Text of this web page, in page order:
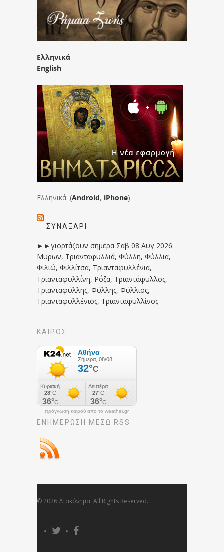
Ελληνικά
English
Ελληνικά: (Android, iPhone)
ΣΥΝΑΞΆΡΙ
►►γιορτάζουν σήμερα Σαβ 08 Αυγ 2026:
Μυρων, Τριανταφυλλιά, Φύλλη, Φύλλια,
Φιλιώ, Φιλλίτσα, Τριανταφυλλένια,
Τριανταφυλλίνη, Ρόζα, Τριαντάφυλλος,
Τριανταφύλλης, Φύλλης, Φύλλιος,
Τριανταφυλλένιος, Τριανταφυλλίνος
ΚΑΙΡΟΣ
πρόγνωση καιρού από το weather.gr
ΕΝΗΜΈΡΩΣΉ ΜΕΣΩ RSS
© 2026 Διακόνημα. All Rights Reserved.